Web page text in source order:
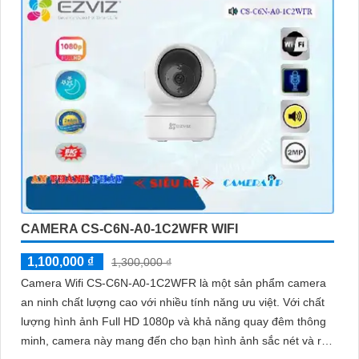
CAMERA CS-C6N-A0-1C2WFR WIFI
1,100,000 ₫
1,300,000 ₫
Camera Wifi CS-C6N-A0-1C2WFR là một sản phẩm camera
an ninh chất lượng cao với nhiều tính năng ưu việt. Với chất
lượng hình ảnh Full HD 1080p và khả năng quay đêm thông
minh, camera này mang đến cho bạn hình ảnh sắc nét và rõ